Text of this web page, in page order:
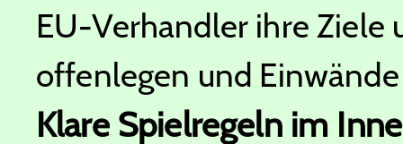
EU-Verhandler ihre Ziele
offenlegen und
Klare Spielregeln im